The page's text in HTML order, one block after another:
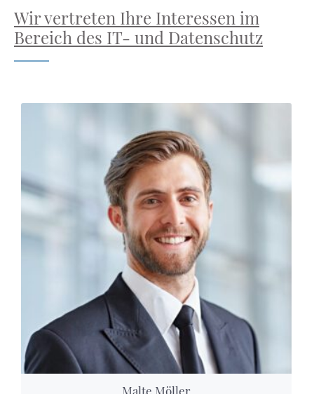
Wir vertreten Ihre Interessen im
Bereich des IT- und Datenschutz
Malte Möller